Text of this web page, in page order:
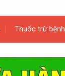
Thuốc trừ bệnh